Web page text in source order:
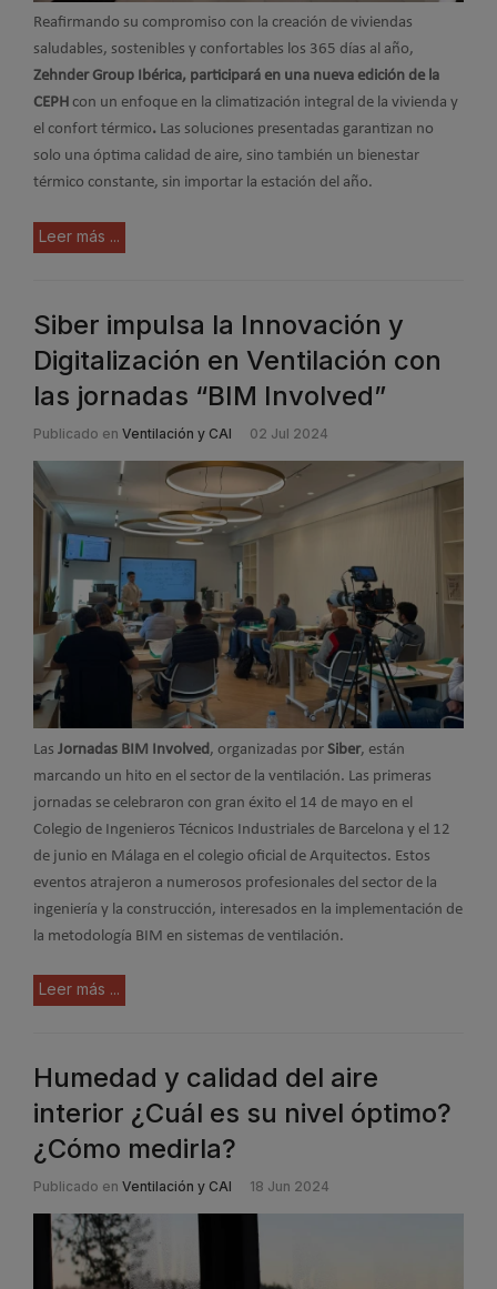
Reafirmando su compromiso con la creación de viviendas
saludables, sostenibles y confortables los 365 días al año,
Zehnder Group Ibérica, participará en una nueva edición de la
CEPH con un enfoque en la climatización integral de la vivienda y
el confort térmico. Las soluciones presentadas garantizan no
solo una óptima calidad de aire, sino también un bienestar
térmico constante, sin importar la estación del año.
Leer más ...
Siber impulsa la Innovación y
Digitalización en Ventilación con
las jornadas “BIM Involved”
Publicado en Ventilación y CAI 02 Jul 2024
Las Jornadas BIM Involved , organizadas por Siber, están
marcando un hito en el sector de la ventilación. Las primeras
jornadas se celebraron con gran éxito el 14 de mayo en el
Colegio de Ingenieros Técnicos Industriales de Barcelona y el 12
de junio en Málaga en el colegio oficial de Arquitectos. Estos
eventos atrajeron a numerosos profesionales del sector de la
ingeniería y la construcción, interesados en la implementación de
la metodología BIM en sistemas de ventilación.
Leer más ...
Humedad y calidad del aire
interior ¿Cuál es su nivel óptimo?
¿Cómo medirla?
Publicado en Ventilación y CAI 18 Jun 2024